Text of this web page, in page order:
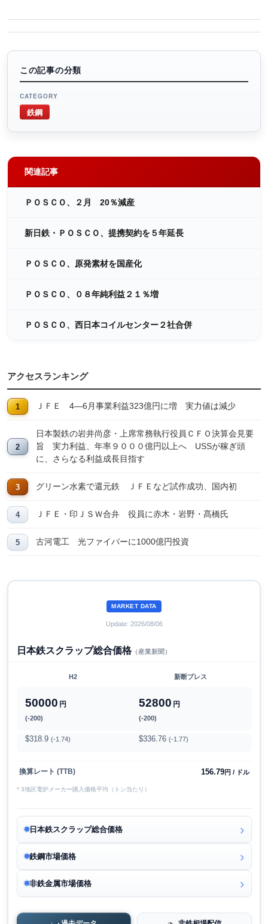
この記事の分類
CATEGORY
鉄鋼
関連記事
ＰＯＳＣＯ、２月 20％減産
新日鉄・ＰＯＳＣＯ、提携契約を５年延長
ＰＯＳＣＯ、原発素材を国産化
ＰＯＳＣＯ、０８年純利益２１％増
ＰＯＳＣＯ、西日本コイルセンター２社合併
アクセスランキング
ＪＦＥ 4―6月事業利益323億円に増 実力値は減少
日本製鉄の岩井尚彦・上席常務執行役員ＣＦＯ決算会見要
旨 実力利益、年率９０００億円以上へ USSが稼ぎ頭
に、さらなる利益成長目指す
グリーン水素で還元鉄 ＪＦＥなど試作成功、国内初
ＪＦＥ・印ＪＳＷ合弁 役員に赤木・岩野・髙橋氏
古河電工 光ファイバーに1000億円投資
MARKET DATA
Update: 2026/08/06
日本鉄スクラップ総合価格（産業新聞）
H2 新断プレス
50000 円
(-200)
52800 円
(-200)
$318.9 (-1.74) $336.76 (-1.77)
換算レート (TTB) 156.79円 / ドル
* 3地区電炉メーカー購入価格平均（トン当たり）
日本鉄スクラップ総合価格
鉄鋼市場価格
非鉄金属市場価格